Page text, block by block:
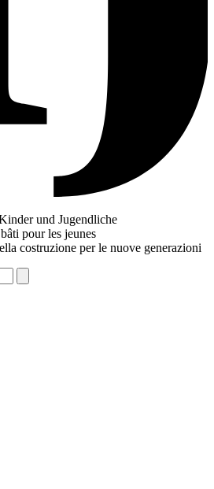
und Jugendliche
pour les jeunes
costruzione per le nuove generazioni